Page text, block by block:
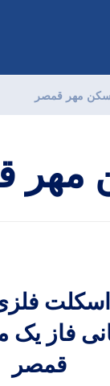
مهر قمصر
مهر
فاز یک
قمصر